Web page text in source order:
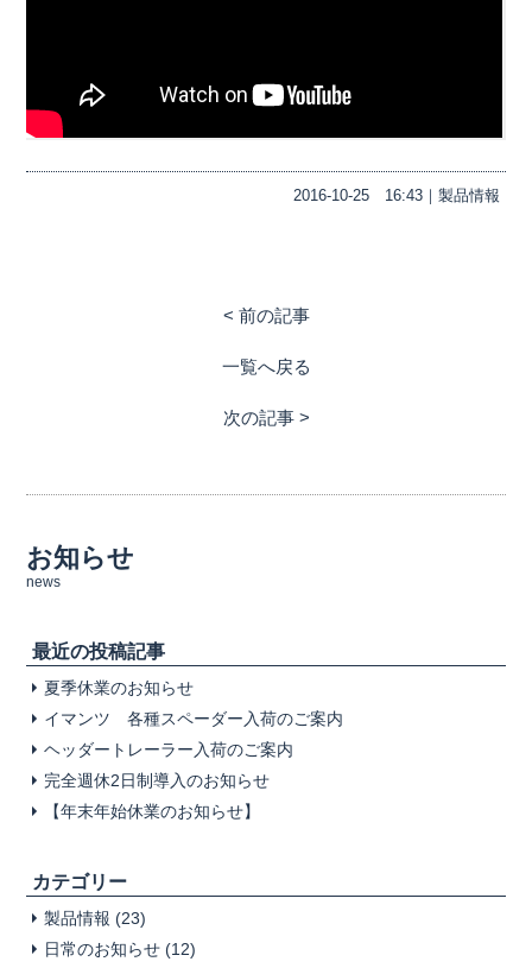
2016-10-2516:43｜ 製品情報
< 前の記事
一覧へ戻る
次の記事 >
お知らせ
news
最近の投稿記事
夏季休業のお知らせ
イマンツ 各種スペーダー入荷のご案内
ヘッダートレーラー入荷のご案内
完全週休2日制導入のお知らせ
【年末年始休業のお知らせ】
カテゴリー
製品情報 (23)
日常のお知らせ (12)